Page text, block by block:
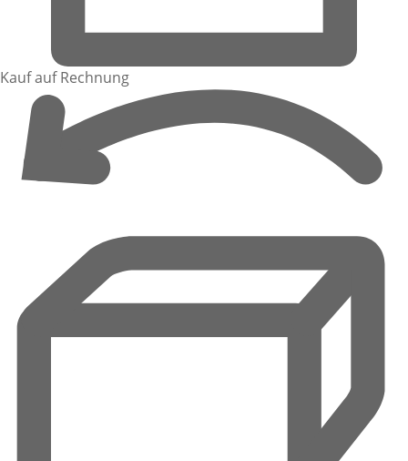
Kauf auf Rechnung